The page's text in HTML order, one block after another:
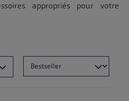
appropriés pour votre